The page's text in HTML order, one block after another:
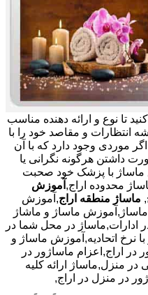
تا نوع و ارائه دهنده مناسب
انتظارات و مقاصد خود را با
موردی وجود دارد که با آن
داشتن هرگونه نگرانی یا
ماساژ با پزشک خود صحبت
محدوده اراج, آموزش
, ماساژ منطقه اراج,آموزش
ماساژ و ماشاژ
ادارات,ماساژ در محل شما در
با نرخ اتحادیه,آموزش ماساژ و
در اراج,اعزام ماساژور در
منزل,ماساژ ارائه کلیه
در منزل در اراج,